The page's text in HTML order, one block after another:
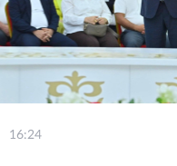
16:24